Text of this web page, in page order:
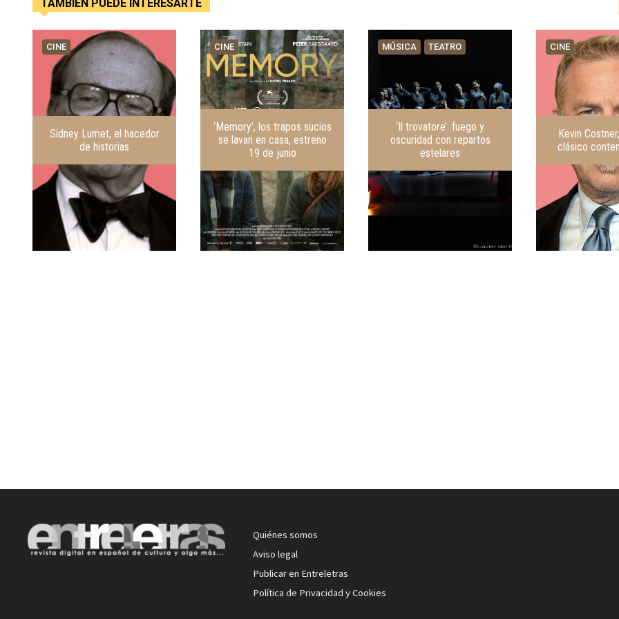
TAMBIÈN PUEDE INTERESARTE
CINE
Sidney Lumet, el hacedor
de historias
CINE
‘Memory’, los trapos sucios
se lavan en casa, estreno
19 de junio
MÚSICA TEATRO
‘Il trovatore’: fuego y
oscuridad con repartos
estelares
CINE
Kevin
clásico
Quiénes somos
Aviso legal
Publicar en Entreletras
Política de Privacidad y Cookies